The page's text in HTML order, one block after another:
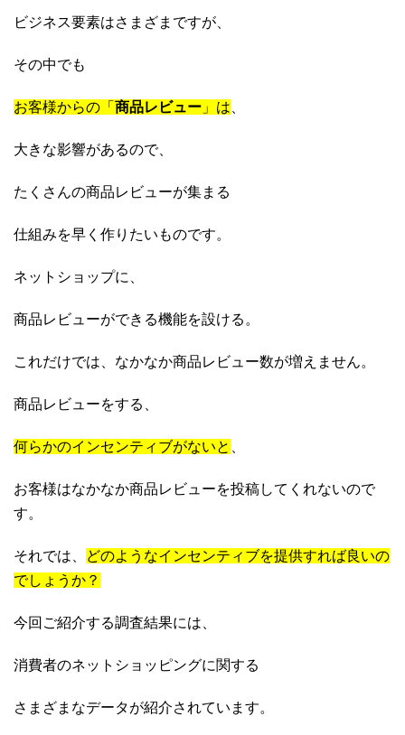
ビジネス要素はさまざまですが、
その中でも
お客様からの「 商品レビュー 」は
大きな影響があるので、
たくさんの商品レビューが集まる
仕組みを早く作りたいものです。
ネットショップに、
商品レビューができる機能を設ける。
これだけでは、なかなか商品レビュー数が増えません。
商品レビューをする、
何らかのインセンティブがないと
お客様はなかなか商品レビューを投稿してくれないので
す。
それでは、
どのようなインセンティブを提供すれば良いの
でしょうか？
今回ご紹介する調査結果には、
消費者のネットショッピングに関する
さまざまなデータが紹介されています。